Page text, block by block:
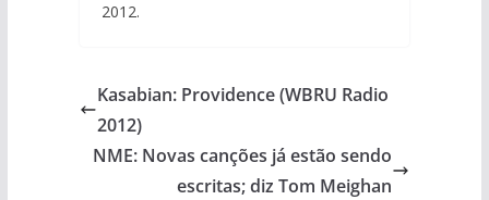
2012.
Kasabian: Providence (WBRU Radio
2012)
NME: Novas canções já estão sendo
escritas; diz Tom Meighan